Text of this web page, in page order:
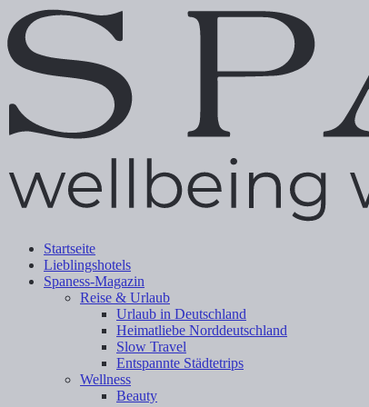
Startseite
Lieblingshotels
Spaness-Magazin
Reise & Urlaub
Urlaub in Deutschland
Heimatliebe Norddeutschland
Slow Travel
Entspannte Städtetrips
Wellness
Beauty